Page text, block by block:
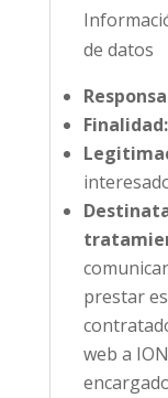
de datos
Finalidad:
prestar
web a